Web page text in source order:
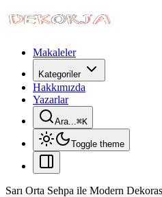
Makaleler
Kategoriler
Hakkımızda
Yazarlar
Ara...⌘K
Toggle theme
Sarı Orta Sehpa ile Modern